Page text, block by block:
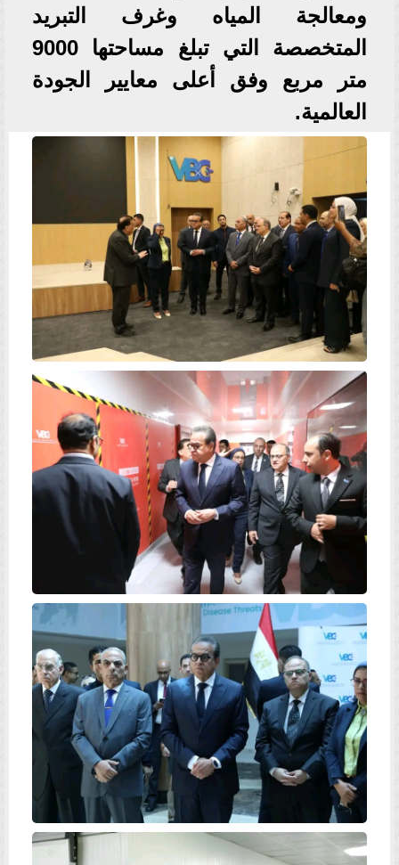
ومعالجة المياه وغرف التبريد
المتخصصة التي تبلغ مساحتها 9000
متر مربع وفق أعلى معايير الجودة
العالمية.